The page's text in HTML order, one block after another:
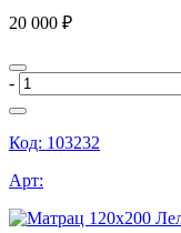
20 000 ₽
-
Код: 103232
Арт: